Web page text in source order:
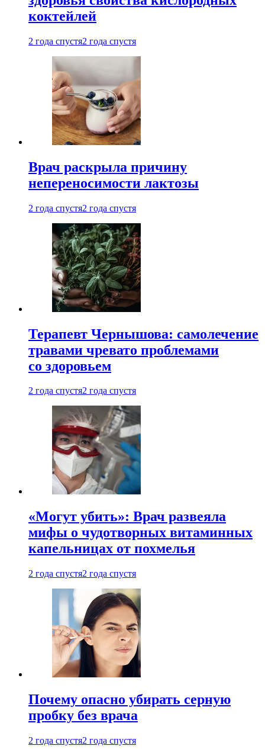
коктейлей
2 года спустя2 года спустя
Врач раскрыла причину
непереносимости лактозы
2 года спустя2 года спустя
Терапевт Чернышова: самолечение
травами чревато проблемами
со здоровьем
2 года спустя2 года спустя
«Могут убить»: Врач развеяла
мифы о чудотворных витаминных
капельницах от похмелья
2 года спустя2 года спустя
Почему опасно убирать серную
пробку без врача
2 года спустя2 года спустя